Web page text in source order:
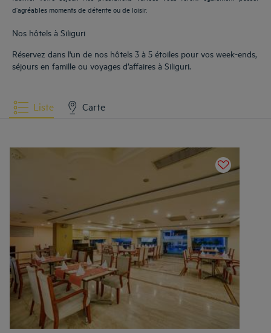
d’agréables moments de détente ou de loisir.
Nos hôtels à Siliguri
Réservez dans l'un de nos hôtels 3 à 5 étoiles pour vos week-ends,
séjours en famille ou voyages d’affaires à Siliguri.
Liste Carte